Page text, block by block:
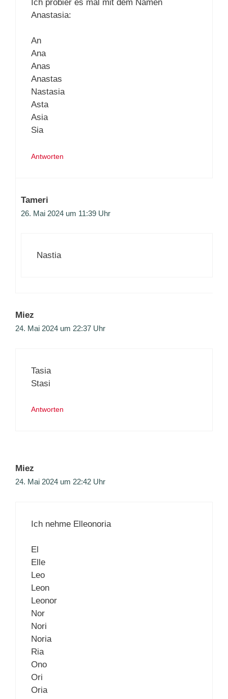
Ich probier es mal mit dem Namen
Anastasia:
An
Ana
Anas
Anastas
Nastasia
Asta
Asia
Sia
Antworten
Tameri
26. Mai 2024 um 11:39 Uhr
Nastia
Miez
24. Mai 2024 um 22:37 Uhr
Tasia
Stasi
Antworten
Miez
24. Mai 2024 um 22:42 Uhr
Ich nehme Elleonoria
El
Elle
Leo
Leon
Leonor
Nor
Nori
Noria
Ria
Ono
Ori
Oria